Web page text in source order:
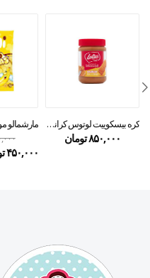
کره بیسکوییت لوتوس کرانچی ۳۸۰گرم
۸۵۰,۰۰۰تومان
۴۵۰,۰۰۰